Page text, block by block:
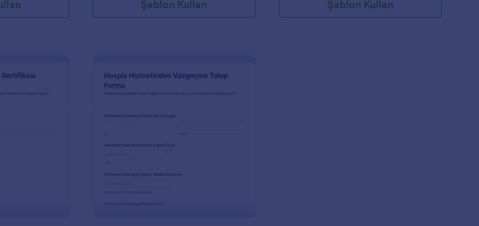
Şablon Kullan Şablon Kullan
: Hospis Terminal Hastalık Sertifikası Formu
Önizleme